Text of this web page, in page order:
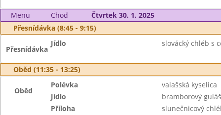
Menu Chod
Čtvrtek 30. 1. 2025
Přesnídávka (8:45 - 9:15)
Přesnídávka
Jídlo slovácký chléb s
Oběd (11:35 - 13:25)
Oběd
Polévka
valašská kyselica
Jídlo
bramborový
Příloha
slunečnicový